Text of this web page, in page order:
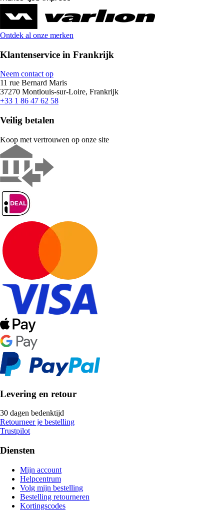
Ontdek al onze merken
Klantenservice in Frankrijk
Neem contact op
11 rue Bernard Maris
37270 Montlouis-sur-Loire, Frankrijk
+33 1 86 47 62 58
Veilig betalen
Koop met vertrouwen op onze site
Levering en retour
30 dagen bedenktijd
Retourneer je bestelling
Trustpilot
Diensten
Mijn account
Helpcentrum
Volg mijn bestelling
Bestelling retourneren
Kortingscodes